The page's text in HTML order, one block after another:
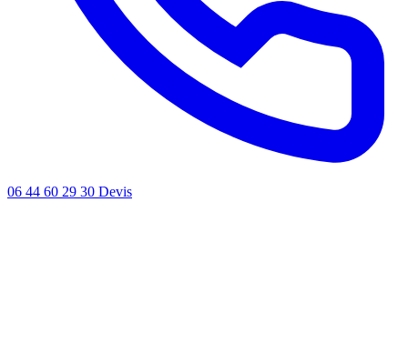
06 44 60 29 30 Devis